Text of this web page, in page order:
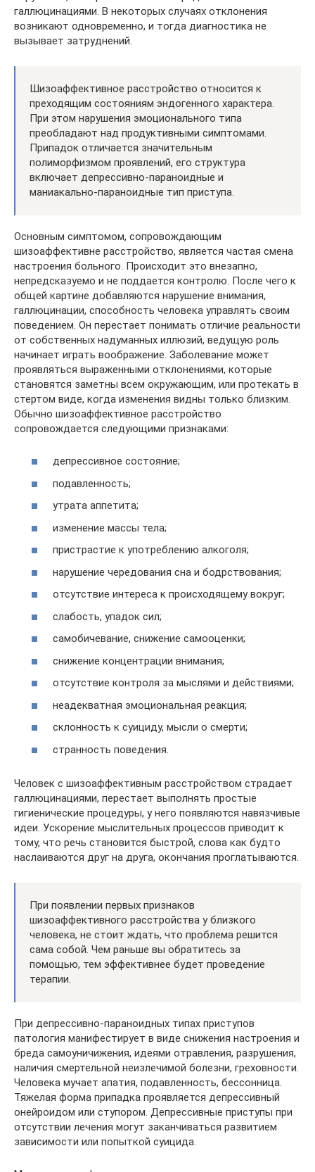
галлюцинациями. В некоторых случаях отклонения
возникают одновременно, и тогда диагностика не
вызывает затруднений.
Шизоаффективное расстройство относится к
преходящим состояниям эндогенного характера.
При этом нарушения эмоционального типа
преобладают над продуктивными симптомами.
Припадок отличается значительным
полиморфизмом проявлений, его структура
включает депрессивно-параноидные и
маниакально-параноидные тип приступа.
Основным симптомом, сопровождающим
шизоаффективне расстройство, является частая смена
настроения больного. Происходит это внезапно,
непредсказуемо и не поддается контролю. После чего к
общей картине добавляются нарушение внимания,
галлюцинации, способность человека управлять своим
поведением. Он перестает понимать отличие реальности
от собственных надуманных иллюзий, ведущую роль
начинает играть воображение. Заболевание может
проявляться выраженными отклонениями, которые
становятся заметны всем окружающим, или протекать в
стертом виде, когда изменения видны только близким.
Обычно шизоаффективное расстройство
сопровождается следующими признаками:
депрессивное состояние;
подавленность;
утрата аппетита;
изменение массы тела;
пристрастие к употреблению алкоголя;
нарушение чередования сна и бодрствования;
отсутствие интереса к происходящему вокруг;
слабость, упадок сил;
самобичевание, снижение самооценки;
снижение концентрации внимания;
отсутствие контроля за мыслями и действиями;
неадекватная эмоциональная реакция;
склонность к суициду, мысли о смерти;
странность поведения.
Человек с шизоаффективным расстройством страдает
галлюцинациями, перестает выполнять простые
гигиенические процедуры, у него появляются навязчивые
идеи. Ускорение мыслительных процессов приводит к
тому, что речь становится быстрой, слова как будто
наслаиваются друг на друга, окончания проглатываются.
При появлении первых признаков
шизоаффективного расстройства у близкого
человека, не стоит ждать, что проблема решится
сама собой. Чем раньше вы обратитесь за
помощью, тем эффективнее будет проведение
терапии.
При депрессивно-параноидных типах приступов
патология манифестирует в виде снижения настроения и
бреда самоуничижения, идеями отравления, разрушения,
наличия смертельной неизлечимой болезни, греховности.
Человека мучает апатия, подавленность, бессонница.
Тяжелая форма припадка проявляется депрессивный
онейроидом или ступором. Депрессивные приступы при
отсутствии лечения могут заканчиваться развитием
зависимости или попыткой суицида.